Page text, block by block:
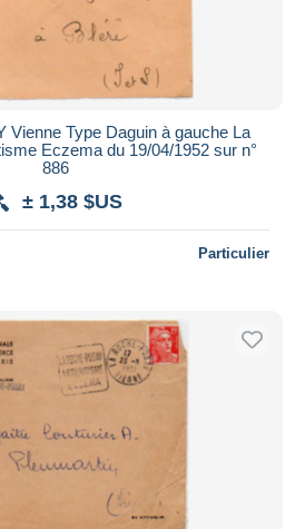
Vienne Type Daguin à gauche La
Eczema du 19/04/1952 sur n°
886
± 1,38 $US
Particulier